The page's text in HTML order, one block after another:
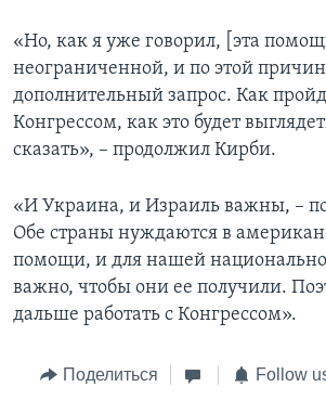
«Но, как я уже говорил, [эта
неограниченной, и по этой
дополнительный запрос. Как
Конгрессом, как это будет
сказать», – продолжил Кирби.
«И Украина, и Израиль важны, –
Обе страны нуждаются в
помощи, и для нашей
важно, чтобы они ее получили.
дальше работать с Конгрессом».
Поделиться Follow